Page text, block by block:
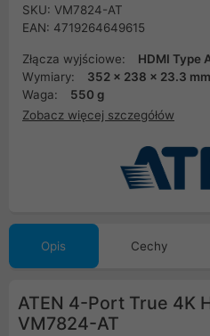
SKU: VM7824-AT
EAN: 4719264649615
Złącza wyjściowe:
HDMI Type
Wymiary:
352 x 238 x 23.3 mm
Waga:
550 g
Zobacz więcej szczegółów
Opis Cechy
ATEN 4-Port True 4K
VM7824-AT